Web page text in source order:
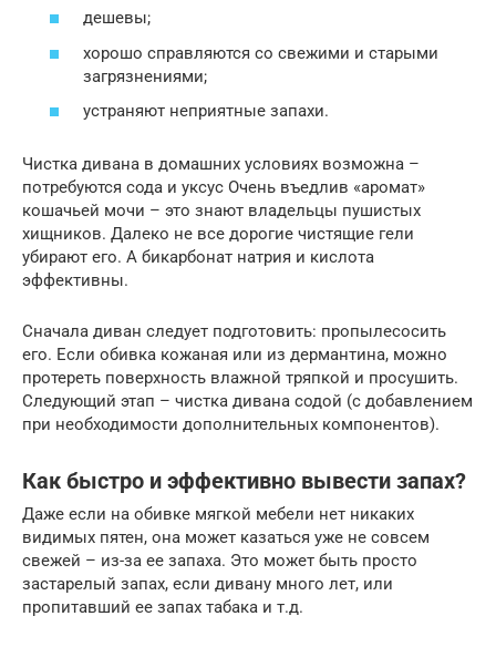
дешевы;
хорошо справляются со свежими и старыми
загрязнениями;
устраняют неприятные запахи.
Чистка дивана в домашних условиях возможна –
потребуются сода и уксус Очень въедлив «аромат»
кошачьей мочи – это знают владельцы пушистых
хищников. Далеко не все дорогие чистящие гели
убирают его. А бикарбонат натрия и кислота
эффективны.
Сначала диван следует подготовить: пропылесосить
его. Если обивка кожаная или из дермантина, можно
протереть поверхность влажной тряпкой и просушить.
Следующий этап – чистка дивана содой (с добавлением
при необходимости дополнительных компонентов).
Как быстро и эффективно вывести запах?
Даже если на обивке мягкой мебели нет никаких
видимых пятен, она может казаться уже не совсем
свежей – из-за ее запаха. Это может быть просто
застарелый запах, если дивану много лет, или
пропитавший ее запах табака и т.д.